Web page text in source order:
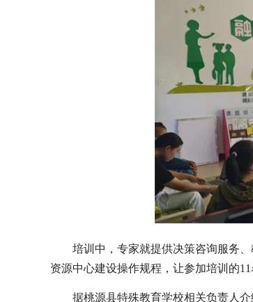
培训中，专家就提供决策咨询服务、
资源中心建设操作规程，让参加培训的
据桃源县特殊教育学校相关负责人介